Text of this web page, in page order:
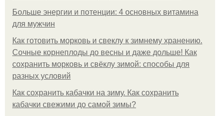
Больше энергии и потенции: 4 основных витамина
для мужчин
Как готовить морковь и свеклу к зимнему хранению.
Сочные корнеплоды до весны и даже дольше! Как
сохранить морковь и свёклу зимой: способы для
разных условий
Как сохранить кабачки на зиму. Как сохранить
кабачки свежими до самой зимы?